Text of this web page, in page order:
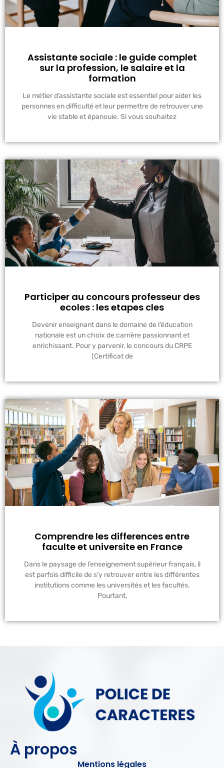
Assistante sociale : le guide complet
sur la profession, le salaire et la
formation
Le métier d’assistante sociale est essentiel pour aider les
personnes en difficulté et leur permettre de retrouver une
vie stable et épanouie. Si vous souhaitez
Participer au concours professeur des
ecoles : les etapes cles
Devenir enseignant dans le domaine de l’éducation
nationale est un choix de carrière passionnant et
enrichissant. Pour y parvenir, le concours du CRPE
(Certificat de
Comprendre les differences entre
faculte et universite en France
Dans le paysage de l’enseignement supérieur français, il
est parfois difficile de s’y retrouver entre les différentes
institutions comme les universités et les facultés.
Pourtant,
À propos
Mentions légales